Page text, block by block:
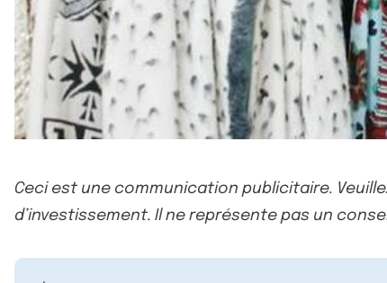
Ceci est une communication publicitaire.
d’investissement. Il ne représente pas un